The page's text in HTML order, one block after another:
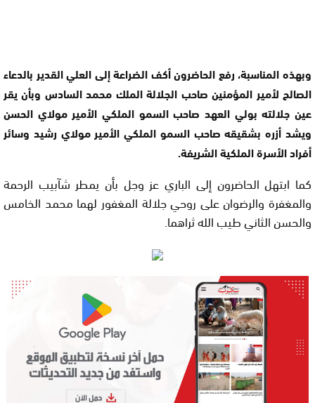
وبهذه المناسبة، رفع الحاضرون أكف الضراعة إلى العلي القدير بالدعاء
الصالح لأمير المؤمنين صاحب الجلالة الملك محمد السادس وبأن يقر
عين جلالته بولي العهد صاحب السمو الملكي الأمير مولاي الحسن
ويشد أزره بشقيقه صاحب السمو الملكي الأمير مولاي رشيد وسائر
أفراد الأسرة الملكية الشريفة.
كما ابتهل الحاضرون إلى الباري عز وجل بأن يمطر شآبيب الرحمة
والمغفرة والرضوان على روحي جلالة المغفور لهما محمد الخامس
والحسن الثاني طيب الله ثراهما.